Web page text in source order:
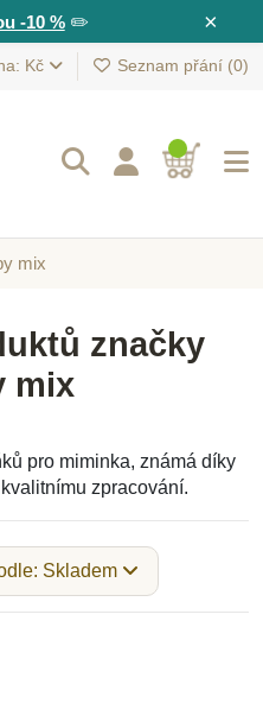
×
-10 %✏️
Kč Seznam přání (0)
mix
značky
mix
pro miminka, známá díky
zpracování.
Skladem